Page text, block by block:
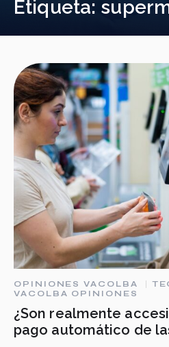
Etiqueta:
OPINIONES VACOLBA
VACOLBA OPINIONES
¿Son realmente
pago automático de